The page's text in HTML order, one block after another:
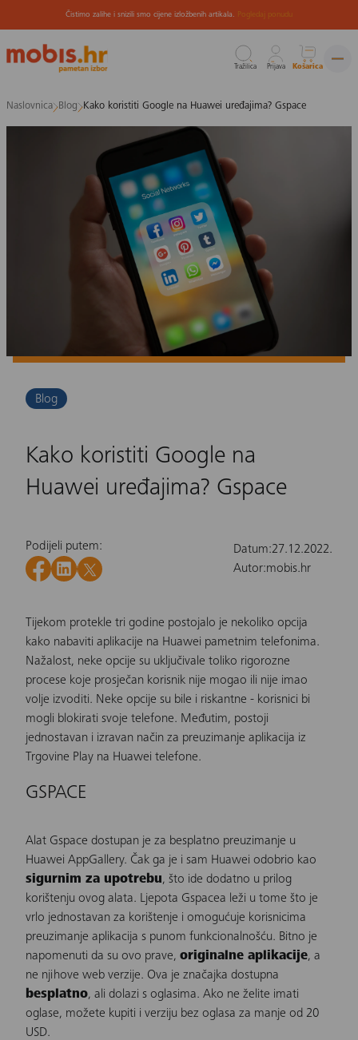
na
sadržaj
Čistimo zalihe i snizili smo cijene izložbenih artikala. Pogledaj ponudu
Tražilica Prijava Košarica
Naslovnica Blog Kako koristiti Google na Huawei uređajima? Gspace
Blog
Kako koristiti Google na
Huawei uređajima? Gspace
Podijeli putem: Datum:27.12.2022.
Autor:mobis.hr
Tijekom protekle tri godine postojalo je nekoliko opcija
kako nabaviti aplikacije na Huawei pametnim telefonima.
Nažalost, neke opcije su uključivale toliko rigorozne
procese koje prosječan korisnik nije mogao ili nije imao
volje izvoditi. Neke opcije su bile i riskantne - korisnici bi
mogli blokirati svoje telefone. Međutim, postoji
jednostavan i izravan način za preuzimanje aplikacija iz
Trgovine Play na Huawei telefone.
GSPACE
Alat Gspace dostupan je za besplatno preuzimanje u
Huawei AppGallery. Čak ga je i sam Huawei odobrio kao
sigurnim za upotrebu, što ide dodatno u prilog
korištenju ovog alata. Ljepota Gspacea leži u tome što je
vrlo jednostavan za korištenje i omogućuje korisnicima
preuzimanje aplikacija s punom funkcionalnošću. Bitno je
napomenuti da su ovo prave, originalne aplikacije, a
ne njihove web verzije. Ova je značajka dostupna
besplatno, ali dolazi s oglasima. Ako ne želite imati
oglase, možete kupiti i verziju bez oglasa za manje od 20
USD.